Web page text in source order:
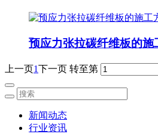
预应力张拉碳纤维板的施
上一页1下一页 转至第
新闻动态
行业资讯